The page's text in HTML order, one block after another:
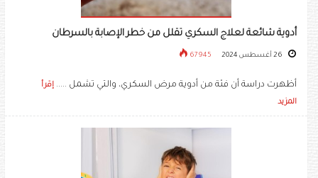
أدوية شائعة لعلاج السكري تقلل من خطر الإصابة بالسرطان
67945
أظهرت دراسة أن فئة من أدوية مرض السكري، والتي تشمل ..... إقرأ
المزيد